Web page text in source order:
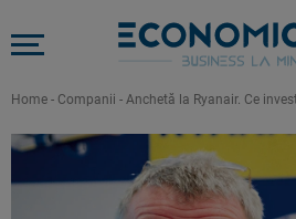
Home - Companii - Anchetă la Ryanair. Ce